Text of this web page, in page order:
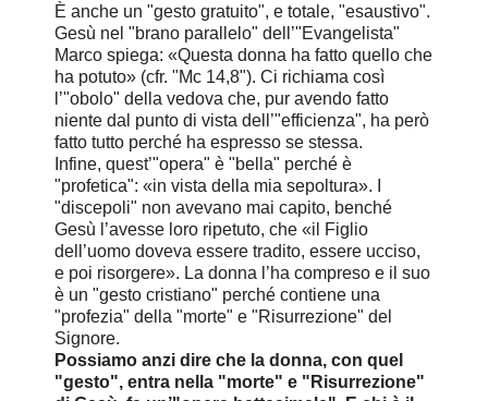
È anche un "gesto gratuito", e totale, "esaustivo".
Gesù nel "brano parallelo" dell’"Evangelista"
Marco spiega: «Questa donna ha fatto quello che
ha potuto» (cfr. "Mc 14,8"). Ci richiama così
l’"obolo" della vedova che, pur avendo fatto
niente dal punto di vista dell’"efficienza", ha però
fatto tutto perché ha espresso se stessa.
Infine, quest’"opera" è "bella" perché è
"profetica": «in vista della mia sepoltura». I
"discepoli" non avevano mai capito, benché
Gesù l’avesse loro ripetuto, che «il Figlio
dell’uomo doveva essere tradito, essere ucciso,
e poi risorgere». La donna l’ha compreso e il suo
è un "gesto cristiano" perché contiene una
"profezia" della "morte" e "Risurrezione" del
Signore.
Possiamo anzi dire che la donna, con quel
"gesto", entra nella "morte" e "Risurrezione"